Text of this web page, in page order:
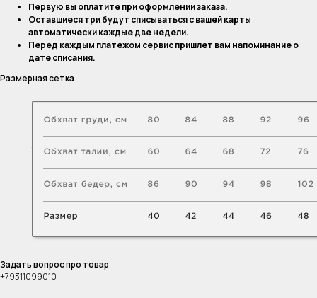
Первую вы оплатите при оформлении заказа.
Оставшиеся три будут списываться с вашей карты
автоматически каждые две недели.
Перед каждым платежом сервис пришлет вам напоминание о
дате списания.
Размерная сетка
Задать вопрос про товар
+79311099010